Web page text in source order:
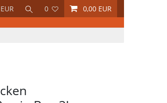
EUR 0
0,00 EUR